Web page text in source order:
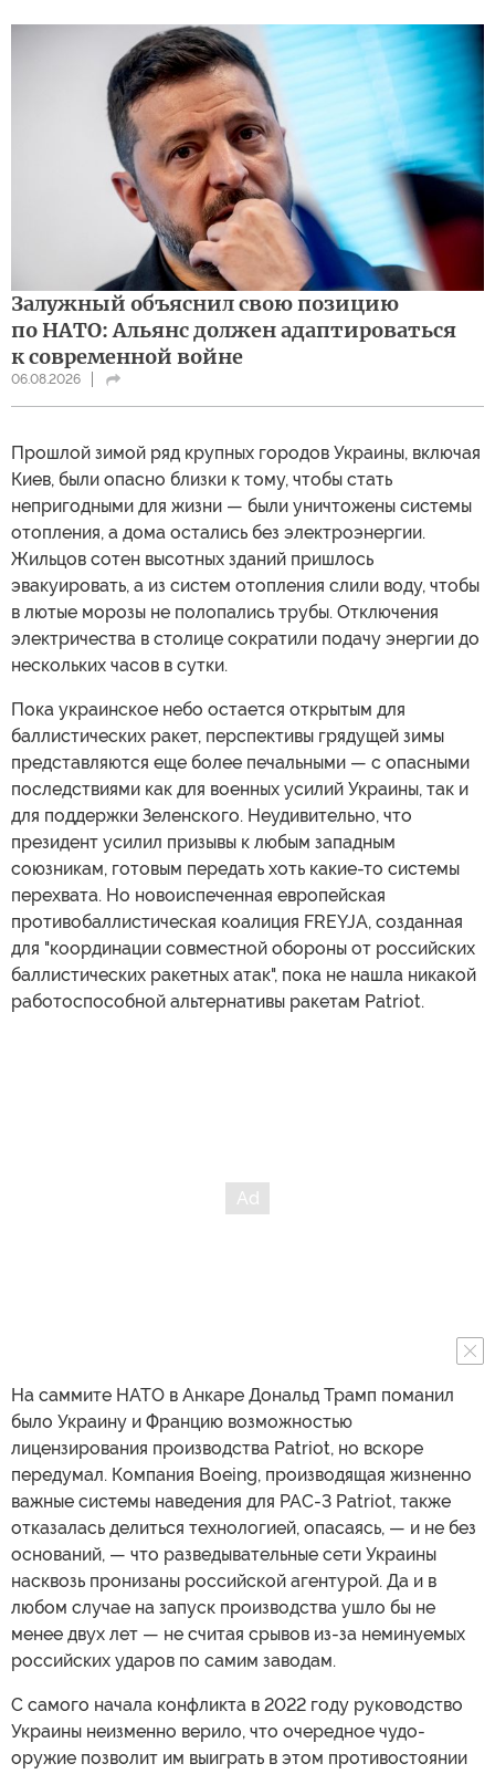
Залужный объяснил свою позицию
по НАТО: Альянс должен адаптироваться
к современной войне
06.08.2026
Прошлой зимой ряд крупных городов Украины, включая
Киев, были опасно близки к тому, чтобы стать
непригодными для жизни — были уничтожены системы
отопления, а дома остались без электроэнергии.
Жильцов сотен высотных зданий пришлось
эвакуировать, а из систем отопления слили воду, чтобы
в лютые морозы не полопались трубы. Отключения
электричества в столице сократили подачу энергии до
нескольких часов в сутки.
Пока украинское небо остается открытым для
баллистических ракет, перспективы грядущей зимы
представляются еще более печальными — с опасными
последствиями как для военных усилий Украины, так и
для поддержки Зеленского. Неудивительно, что
президент усилил призывы к любым западным
союзникам, готовым передать хоть какие-то системы
перехвата. Но новоиспеченная европейская
противобаллистическая коалиция FREYJA, созданная
для "координации совместной обороны от российских
баллистических ракетных атак", пока не нашла никакой
работоспособной альтернативы ракетам Patriot.
На саммите НАТО в Анкаре Дональд Трамп поманил
было Украину и Францию возможностью
лицензирования производства Patriot, но вскоре
передумал. Компания Boeing, производящая жизненно
важные системы наведения для PAC-3 Patriot, также
отказалась делиться технологией, опасаясь, — и не без
оснований, — что разведывательные сети Украины
насквозь пронизаны российской агентурой. Да и в
любом случае на запуск производства ушло бы не
менее двух лет — не считая срывов из-за неминуемых
российских ударов по самим заводам.
С самого начала конфликта в 2022 году руководство
Украины неизменно верило, что очередное чудо-
оружие позволит им выиграть в этом противостоянии